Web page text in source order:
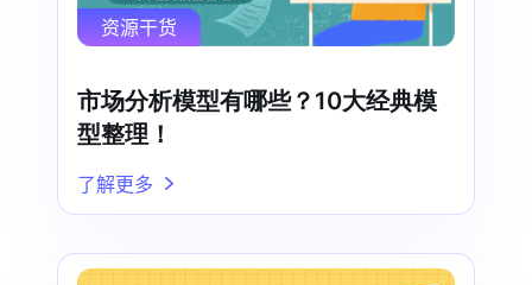
资源干货
市场分析模型有哪些？10大经典模
型整理！
了解更多